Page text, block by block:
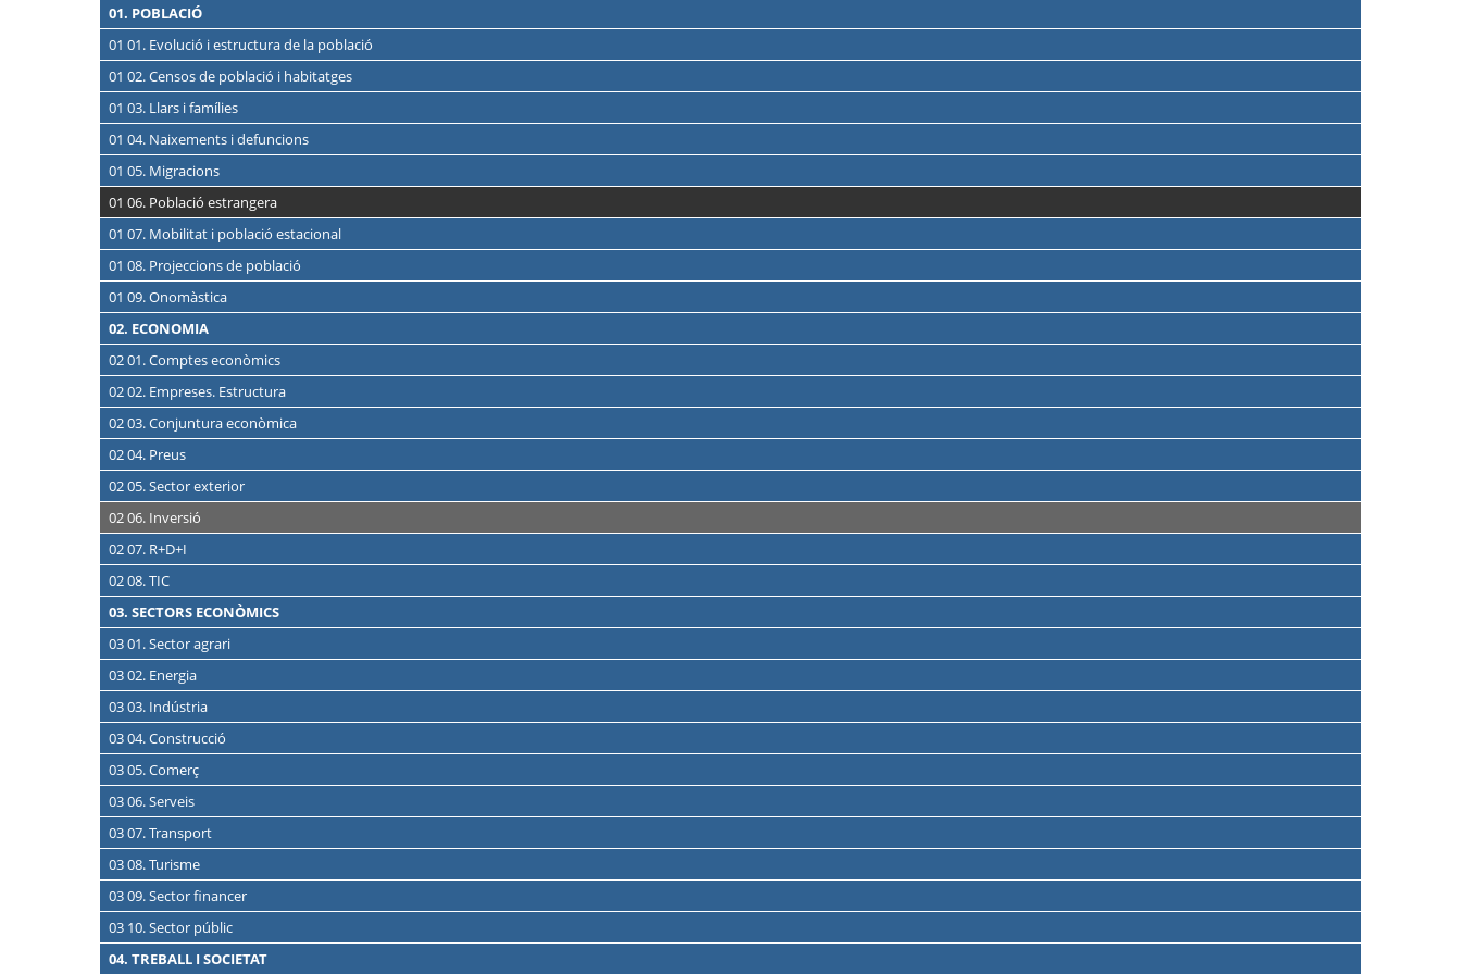
01. POBLACIÓ
01 01. Evolució i estructura de la població
01 02. Censos de població i habitatges
01 03. Llars i famílies
01 04. Naixements i defuncions
01 05. Migracions
01 06. Població estrangera
01 07. Mobilitat i població estacional
01 08. Projeccions de població
01 09. Onomàstica
02. ECONOMIA
02 01. Comptes econòmics
02 02. Empreses. Estructura
02 03. Conjuntura econòmica
02 04. Preus
02 05. Sector exterior
02 06. Inversió
02 07. R+D+I
02 08. TIC
03. SECTORS ECONÒMICS
03 01. Sector agrari
03 02. Energia
03 03. Indústria
03 04. Construcció
03 05. Comerç
03 06. Serveis
03 07. Transport
03 08. Turisme
03 09. Sector financer
03 10. Sector públic
04. TREBALL I SOCIETAT